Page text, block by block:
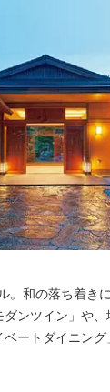
。和の落ち着き
ンツイン」や
ートダイニン
り実現した、日
。